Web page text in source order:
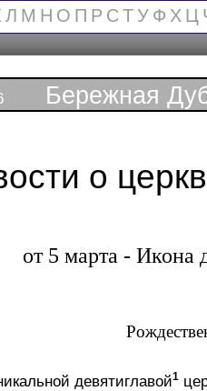
Л М Н О П Р СТ У Ф Х Ц
Бережная
о
от 5 марта - Икона
девятиглавой1